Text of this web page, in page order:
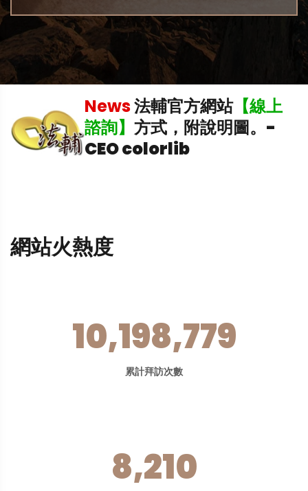
News法輔官方網站【線上
諮詢】 方式，附說明圖。 -
CEO colorlib
網站火熱度
10,198,779
累計拜訪次數
8,210